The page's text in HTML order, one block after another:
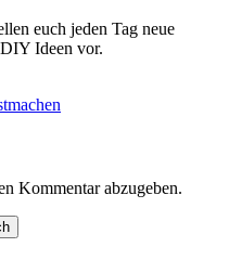
euch jeden Tag neue
Ideen vor.
Kommentar abzugeben.